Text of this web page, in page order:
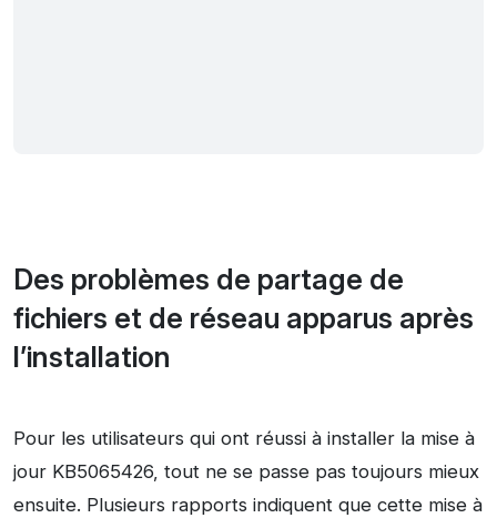
Des problèmes de partage de
fichiers et de réseau apparus après
l’installation
Pour les utilisateurs qui ont réussi à installer la mise à
jour KB5065426, tout ne se passe pas toujours mieux
ensuite. Plusieurs rapports indiquent que cette mise à